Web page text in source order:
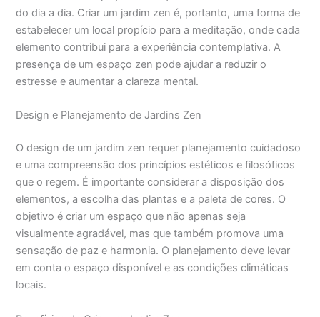
do dia a dia. Criar um jardim zen é, portanto, uma forma de
estabelecer um local propício para a meditação, onde cada
elemento contribui para a experiência contemplativa. A
presença de um espaço zen pode ajudar a reduzir o
estresse e aumentar a clareza mental.
Design e Planejamento de Jardins Zen
O design de um jardim zen requer planejamento cuidadoso
e uma compreensão dos princípios estéticos e filosóficos
que o regem. É importante considerar a disposição dos
elementos, a escolha das plantas e a paleta de cores. O
objetivo é criar um espaço que não apenas seja
visualmente agradável, mas que também promova uma
sensação de paz e harmonia. O planejamento deve levar
em conta o espaço disponível e as condições climáticas
locais.